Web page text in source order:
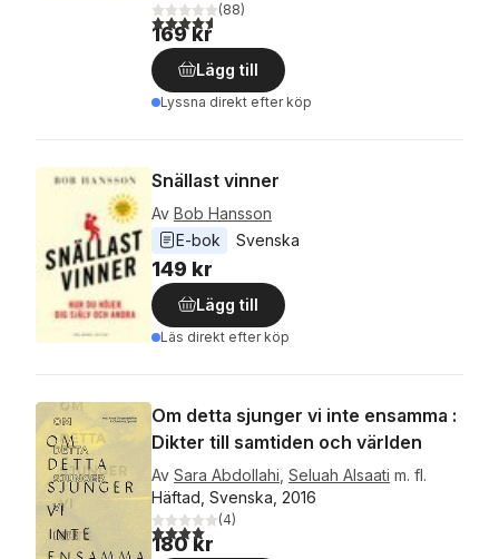
4,6utav 5 stjärnor. Totalt antal röster:
(88)
169 kr
Lägg till
Lyssna direkt efter köp
Snällast vinner
Av Bob Hansson
E-bok
Svenska
149 kr
Lägg till
Läs direkt efter köp
Om detta sjunger vi inte ensamma :
Dikter till samtiden och världen
Av Sara Abdollahi Seluah Alsaati m. fl.
Häftad, Svenska, 2016
4,0utav 5 stjärnor. Totalt antal röster:
(4)
180 kr